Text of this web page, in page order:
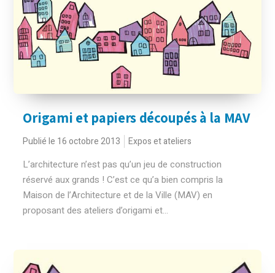
Origami et papiers découpés à la MAV
Publié le 16 octobre 2013 Expos et ateliers
L’architecture n’est pas qu’un jeu de construction
réservé aux grands ! C’est ce qu’a bien compris la
Maison de l’Architecture et de la Ville (MAV) en
proposant des ateliers d’origami et...